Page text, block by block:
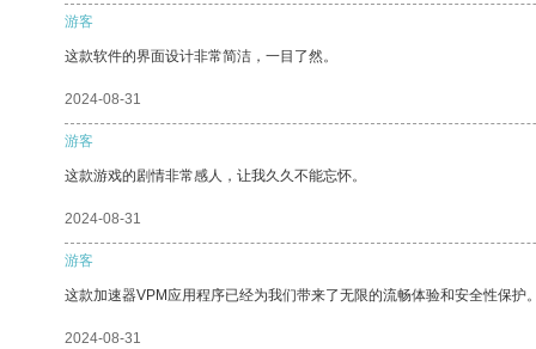
游客
这款软件的界面设计非常简洁，一目了然。
2024-08-31
游客
这款游戏的剧情非常感人，让我久久不能忘怀。
2024-08-31
游客
这款加速器VPM应用程序已经为我们带来了无限的流畅体验和安全性保护
2024-08-31